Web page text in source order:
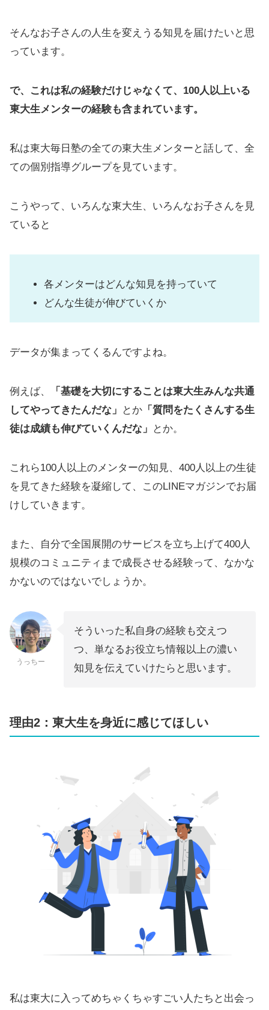
そんなお子さんの人生を変えうる知見を届けたいと思
っています。
で、これは私の経験だけじゃなくて、100人以上いる
東大生メンターの経験も含まれています。
私は東大毎日塾の全ての東大生メンターと話して、全
ての個別指導グループを見ています。
こうやって、いろんな東大生、いろんなお子さんを見
ていると
各メンターはどんな知見を持っていて
どんな生徒が伸びていくか
データが集まってくるんですよね。
例えば、
「基礎を大切にすることは東大生みんな共通
してやってきたんだな」
とか 「質問をたくさんする生
徒は成績も伸びていくんだな」
とか。
これら100人以上のメンターの知見、400人以上の生徒
を見てきた経験を凝縮して、このLINEマガジンでお届
けしていきます。
また、自分で全国展開のサービスを立ち上げて400人
規模のコミュニティまで成長させる経験って、なかな
かないのではないでしょうか。
うっちー
そういった私自身の経験も交えつ
つ、単なるお役立ち情報以上の濃い
知見を伝えていけたらと思います。
理由2：東大生を身近に感じてほしい
私は東大に入ってめちゃくちゃすごい人たちと出会っ